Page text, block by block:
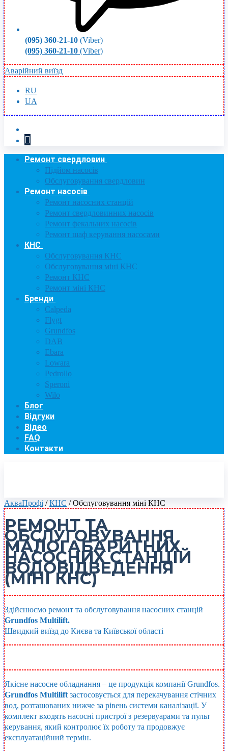
(095) 360-21-10 (Viber)
(095) 360-21-10 (Viber)
Аварійний виїзд
RU
UA
Ремонт свердловин
Підйом насосів
Обслуговування свердловин
Ремонт насосів
Ремонт насосних станцій
Ремонт свердловинних насосів
Ремонт фекальних насосів
Ремонт шаф керування насосами
КНС
Обслуговування КНС
Обслуговування міні КНС
Ремонт КНС
Ремонт міні КНС
Бренди
Calpeda
Flygt
Grundfos
DAB
Ebara
Lowara
Pedrollo
Speroni
Wilo
Блог
Відгуки
Відео
FAQ
Контакти
АкваПрофі /КНС /Обслуговування міні КНС
РЕМОНТ ТА
ОБСЛУГОВУВАННЯ
МАЛОГАБАРИТНИХ
НАСОСНИХ СТАНЦІЙ
ВОДОВІДВЕДЕННЯ
(МІНІ КНС)
Здійснюємо ремонт та обслуговування насосних станцій
Grundfos Multilift.
Швидкий виїзд до Києва та Київської області
Якісне насосне обладнання – це продукція компанії Grundfos.
Grundfos Multilift застосовується для перекачування стічних
вод, розташованих нижче за рівень системи каналізації. У
комплект входять насосні пристрої з резервуарами та пульт
керування, який контролює їх роботу та продовжує
експлуатаційний термін.